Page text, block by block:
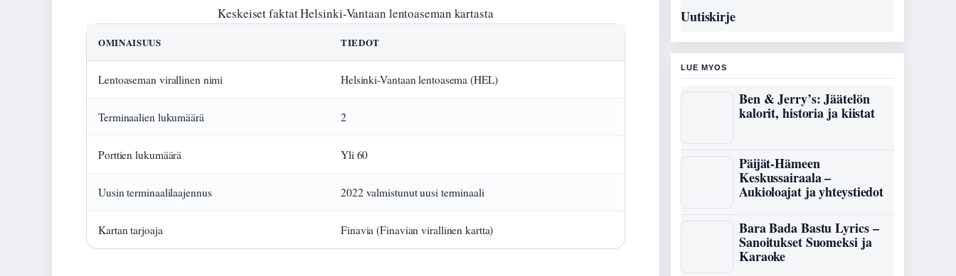
Keskeiset faktat Helsinki-Vantaan lentoaseman kartasta
OMINAISUUS TIEDOT
Lentoaseman virallinen nimi Helsinki-Vantaan lentoasema (HEL)
Terminaalien lukumäärä 2
Porttien lukumäärä Yli 60
Uusin terminaalilaajennus 2022 valmistunut uusi terminaali
Kartan tarjoaja Finavia (Finavian virallinen kartta)
Uutiskirje
LUE MYOS
Ben & Jerry’s: Jäätelön
kalorit, historia ja kiistat
Päijät-Hämeen
Keskussairaala –
Aukioloajat ja yhteystiedot
Bara Bada Bastu Lyrics –
Sanoitukset Suomeksi ja
Karaoke